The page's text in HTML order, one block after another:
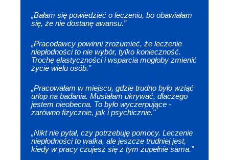
„Bałam się powiedzieć o leczeniu, bo obawiałam
się, że nie dostanę awansu.”
„Pracodawcy powinni zrozumieć, że leczenie
niepłodności to nie wybór, tylko konieczność.
Trochę elastyczności i wsparcia mogłoby zmienić
życie wielu osób.”
„Pracowałam w miejscu, gdzie trudno było wziąć
urlop na badania. Musiałam ukrywać, dlaczego
jestem nieobecna. To było wyczerpujące -
zarówno fizycznie, jak i psychicznie."
„Nikt nie pytał, czy potrzebuję pomocy. Leczenie
niepłodności to walka, ale jeszcze trudniej jest,
kiedy w pracy czujesz się z tym zupełnie sama.”